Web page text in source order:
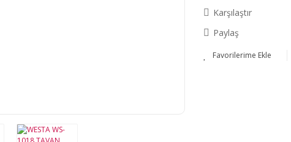
Karşılaştır
Paylaş